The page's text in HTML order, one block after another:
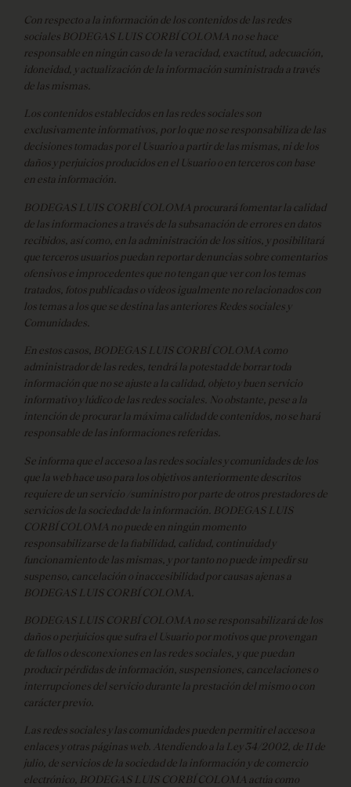
Con respecto a la información de los contenidos de las redes
sociales BODEGAS LUIS CORBÍ COLOMA no se hace
responsable en ningún caso de la veracidad, exactitud, adecuación,
idoneidad, y actualización de la información suministrada a través
de las mismas.
Los contenidos establecidos en las redes sociales son
exclusivamente informativos, por lo que no se responsabiliza de las
decisiones tomadas por el Usuario a partir de las mismas, ni de los
daños y perjuicios producidos en el Usuario o en terceros con base
en esta información.
BODEGAS LUIS CORBÍ COLOMA procurará fomentar la calidad
de las informaciones a través de la subsanación de errores en datos
recibidos, así como, en la administración de los sitios, y posibilitará
que terceros usuarios puedan reportar denuncias sobre comentarios
ofensivos e improcedentes que no tengan que ver con los temas
tratados, fotos publicadas o vídeos igualmente no relacionados con
los temas a los que se destina las anteriores Redes sociales y
Comunidades.
En estos casos, BODEGAS LUIS CORBÍ COLOMA como
administrador de las redes, tendrá la potestad de borrar toda
información que no se ajuste a la calidad, objeto y buen servicio
informativo y lúdico de las redes sociales. No obstante, pese a la
intención de procurar la máxima calidad de contenidos, no se hará
responsable de las informaciones referidas.
Se informa que el acceso a las redes sociales y comunidades de los
que la web hace uso para los objetivos anteriormente descritos
requiere de un servicio /suministro por parte de otros prestadores de
servicios de la sociedad de la información. BODEGAS LUIS
CORBÍ COLOMA no puede en ningún momento
responsabilizarse de la fiabilidad, calidad, continuidad y
funcionamiento de las mismas, y por tanto no puede impedir su
suspenso, cancelación o inaccesibilidad por causas ajenas a
BODEGAS LUIS CORBÍ COLOMA.
BODEGAS LUIS CORBÍ COLOMA no se responsabilizará de los
daños o perjuicios que sufra el Usuario por motivos que provengan
de fallos o desconexiones en las redes sociales, y que puedan
producir pérdidas de información, suspensiones, cancelaciones o
interrupciones del servicio durante la prestación del mismo o con
carácter previo.
Las redes sociales y las comunidades pueden permitir el acceso a
enlaces y otras páginas web. Atendiendo a la Ley 34/2002, de 11 de
julio, de servicios de la sociedad de la información y de comercio
electrónico, BODEGAS LUIS CORBÍ COLOMA actúa como